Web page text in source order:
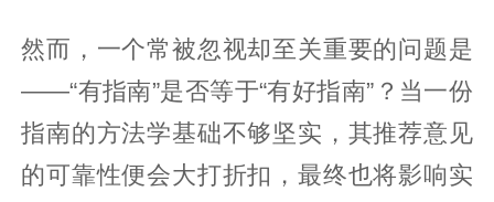
然而，一个常被忽视却至关重要的问题是
——“有指南”是否等于“有好指南”？当一份
指南的方法学基础不够坚实，其推荐意见
的可靠性便会大打折扣，最终也将影响实